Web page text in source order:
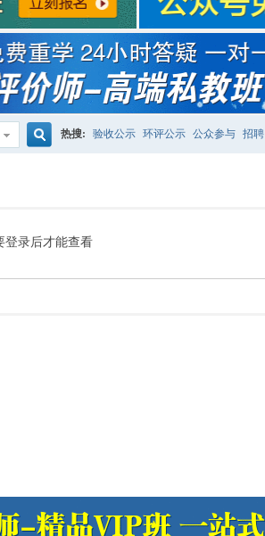
索
热搜: 验收公示 环评公示 公众参与 招聘
登录后才能查看